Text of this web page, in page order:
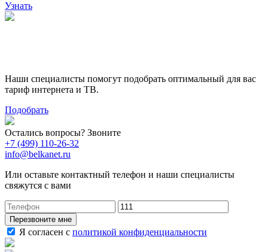
Узнать
Наши специалисты помогут подобрать оптимальный для вас
тариф интернета и ТВ.
Подобрать
Остались вопросы? Звоните
+7 (499) 110-26-32
info@belkanet.ru
Или оставьте контактный телефон и наши специалисты
свяжутся с вами
Перезвоните мне
Я согласен с политикой конфиденциальности